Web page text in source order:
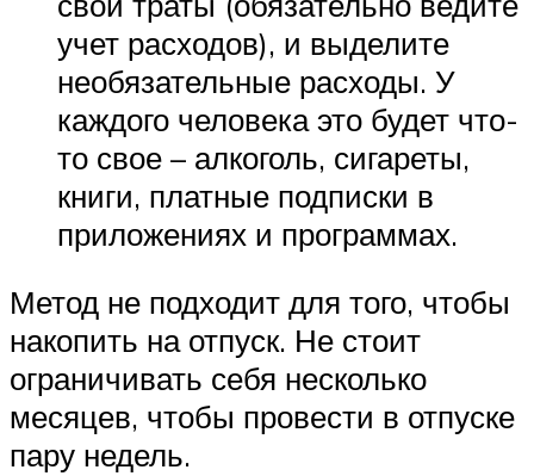
учет расходов), и выделите
необязательные расходы. У
каждого человека это будет что-
то свое – алкоголь, сигареты,
книги, платные подписки в
приложениях и программах.
Метод не подходит для того, чтобы
накопить на отпуск. Не стоит
ограничивать себя несколько
месяцев, чтобы провести в отпуске
пару недель.